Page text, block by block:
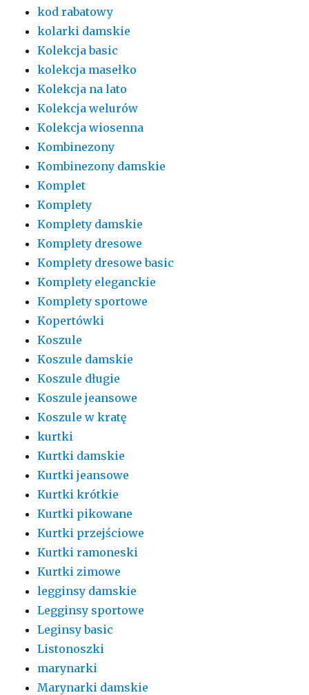
kod rabatowy
kolarki damskie
Kolekcja basic
kolekcja masełko
Kolekcja na lato
Kolekcja welurów
Kolekcja wiosenna
Kombinezony
Kombinezony damskie
Komplet
Komplety
Komplety damskie
Komplety dresowe
Komplety dresowe basic
Komplety eleganckie
Komplety sportowe
Kopertówki
Koszule
Koszule damskie
Koszule długie
Koszule jeansowe
Koszule w kratę
kurtki
Kurtki damskie
Kurtki jeansowe
Kurtki krótkie
Kurtki pikowane
Kurtki przejściowe
Kurtki ramoneski
Kurtki zimowe
legginsy damskie
Legginsy sportowe
Leginsy basic
Listonoszki
marynarki
Marynarki damskie